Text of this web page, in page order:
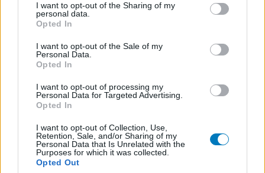
I want to opt-out of the Sharing of my
personal data.
Opted In
I want to opt-out of the Sale of my
Personal Data.
Opted In
I want to opt-out of processing my
Personal Data for Targeted Advertising.
Opted In
I want to opt-out of Collection, Use,
Retention, Sale, and/or Sharing of my
Personal Data that Is Unrelated with the
Purposes for which it was collected.
Opted Out
Celebrex
25.05.2015 | Frau | 71
Bandscheibenvorfall
Wirksamkeit
Anzahl Nebenwirkungen
Herzinfarkt an Tag 4 der Einnahme, laut Nebenwirkung
bekannt bei 1 von 10 Anwendern. Leider erst zu spät auf
den Beipackzettel geschaut...
ihre erfahrung